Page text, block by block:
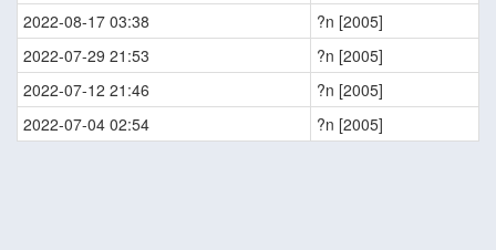
2022-08-17 03:38
?n [2005]
2022-07-29 21:53
?n [2005]
2022-07-12 21:46
?n [2005]
2022-07-04 02:54
?n [2005]